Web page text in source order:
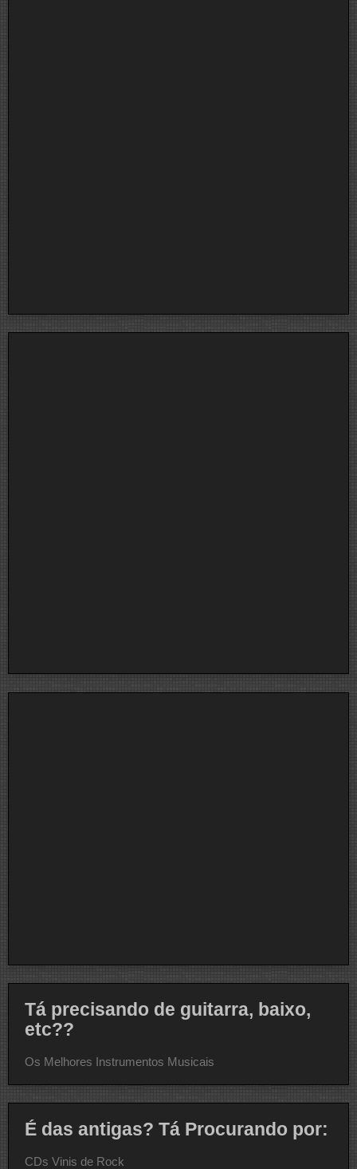
Tá precisando de guitarra, baixo,
etc??
Os Melhores Instrumentos Musicais
É das antigas? Tá Procurando por:
CDs Vinis de Rock